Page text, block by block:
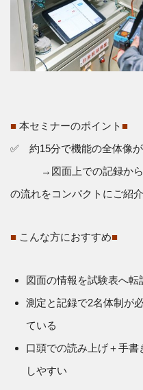
■ 本セミナーのポイント ■
✅ 約15分で機能の全体像が
→図面上での記録から帳
の流れをコンパクトにご紹介
■ こんな方におすすめ■
図面の情報を試験表へ
測定と記録で2名体制が
ている
口頭での読み上げ＋手
しやすい